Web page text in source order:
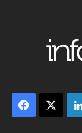
Facebook